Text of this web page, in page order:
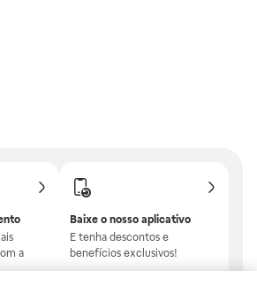
a
Baixe o nosso aplicativo
E tenha descontos e
benefícios exclusivos!